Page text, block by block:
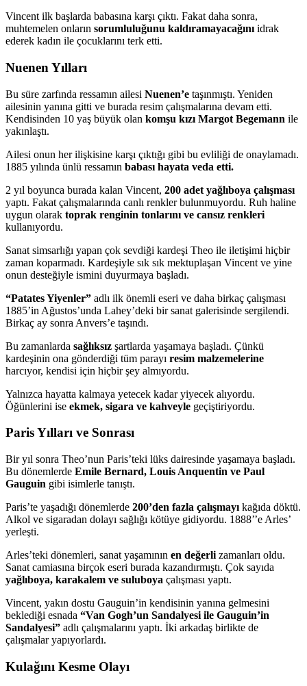
Vincent ilk başlarda babasına karşı çıktı. Fakat daha sonra,
muhtemelen onların sorumluluğunu kaldıramayacağını idrak
ederek kadın ile çocuklarını terk etti.
Nuenen Yılları
Bu süre zarfında ressamın ailesi Nuenen’e taşınmıştı. Yeniden
ailesinin yanına gitti ve burada resim çalışmalarına devam etti.
Kendisinden 10 yaş büyük olan komşu kızı Margot Begemann ile
yakınlaştı.
Ailesi onun her ilişkisine karşı çıktığı gibi bu evliliği de onaylamadı.
1885 yılında ünlü ressamın babası hayata veda etti.
2 yıl boyunca burada kalan Vincent, 200 adet yağlıboya çalışması
yaptı. Fakat çalışmalarında canlı renkler bulunmuyordu. Ruh haline
uygun olarak toprak renginin tonlarını ve cansız renkleri
kullanıyordu.
Sanat simsarlığı yapan çok sevdiği kardeşi Theo ile iletişimi hiçbir
zaman koparmadı. Kardeşiyle sık sık mektuplaşan Vincent ve yine
onun desteğiyle ismini duyurmaya başladı.
“Patates Yiyenler” adlı ilk önemli eseri ve daha birkaç çalışması
1885’in Ağustos’unda Lahey’deki bir sanat galerisinde sergilendi.
Birkaç ay sonra Anvers’e taşındı.
Bu zamanlarda sağlıksız şartlarda yaşamaya başladı. Çünkü
kardeşinin ona gönderdiği tüm parayı resim malzemelerine
harcıyor, kendisi için hiçbir şey almıyordu.
Yalnızca hayatta kalmaya yetecek kadar yiyecek alıyordu.
Öğünlerini ise ekmek, sigara ve kahveyle geçiştiriyordu.
Paris Yılları ve Sonrası
Bir yıl sonra Theo’nun Paris’teki lüks dairesinde yaşamaya başladı.
Bu dönemlerde Emile Bernard, Louis Anquentin ve Paul
Gauguin gibi isimlerle tanıştı.
Paris’te yaşadığı dönemlerde 200’den fazla çalışmayı kağıda döktü.
Alkol ve sigaradan dolayı sağlığı kötüye gidiyordu. 1888’’e Arles’
yerleşti.
Arles’teki dönemleri, sanat yaşamının en değerli zamanları oldu.
Sanat camiasına birçok eseri burada kazandırmıştı. Çok sayıda
yağlıboya, karakalem ve suluboya çalışması yaptı.
Vincent, yakın dostu Gauguin’in kendisinin yanına gelmesini
beklediği esnada “Van Gogh’un Sandalyesi ile Gauguin’in
Sandalyesi” adlı çalışmalarını yaptı. İki arkadaş birlikte de
çalışmalar yapıyorlardı.
Kulağını Kesme Olayı